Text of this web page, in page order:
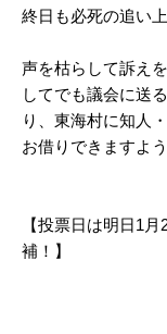
終日も必死の追い
声を枯らして訴え
してでも議会に送
り、東海村に知人
お借りできますよ
【投票日は明日1
補！】